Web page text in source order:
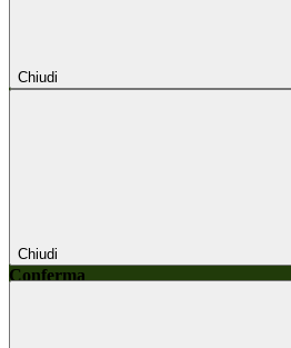
Chiudi
Chiudi
Conferma